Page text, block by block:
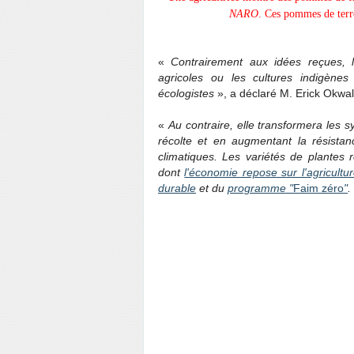
NARO. Ces pommes de
«Contrairement aux idées
agricoles ou les cultures
écologistes », a déclaré M. Erick
« Au contraire, elle transformera les
récolte et en augmentant la
climatiques. Les variétés de plantes
dontl'économie repose sur
durable et du programme "Faim zéro".